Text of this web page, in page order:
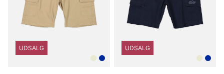
UDSALG UDSALG